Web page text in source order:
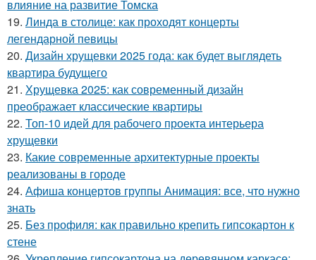
влияние на развитие Томска
19. Линда в столице: как проходят концерты
легендарной певицы
20. Дизайн хрущевки 2025 года: как будет выглядеть
квартира будущего
21. Хрущевка 2025: как современный дизайн
преображает классические квартиры
22. Топ-10 идей для рабочего проекта интерьера
хрущевки
23. Какие современные архитектурные проекты
реализованы в городе
24. Афиша концертов группы Анимация: все, что нужно
знать
25. Без профиля: как правильно крепить гипсокартон к
стене